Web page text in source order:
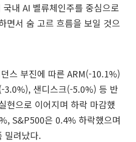
내 AI 벨류체인주를 중심으로
면서 숨 고르 흐름을 보일 것으
스 부진에 따른 ARM(-10.1%)
3.0%), 샌디스크(-5.0%) 등 반
현으로 이어지며 하락 마감했
S&P500은 0.4% 하락했으며
밀려났다.